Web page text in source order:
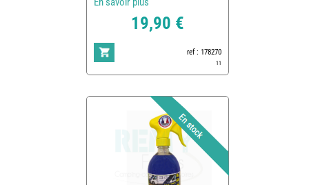
19,90 €
ref : 178270
11